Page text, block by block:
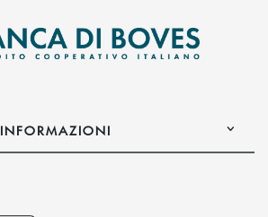
INFORMAZIONI